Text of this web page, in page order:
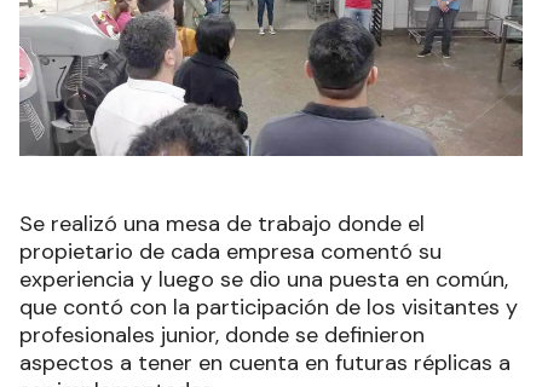
Se realizó una mesa de trabajo donde el
propietario de cada empresa comentó su
experiencia y luego se dio una puesta en común,
que contó con la participación de los visitantes y
profesionales junior, donde se definieron
aspectos a tener en cuenta en futuras réplicas a